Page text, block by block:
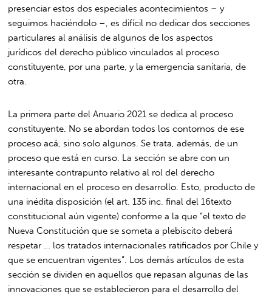
presenciar estos dos especiales acontecimientos – y
seguimos haciéndolo –, es difícil no dedicar dos secciones
particulares al análisis de algunos de los aspectos
jurídicos del derecho público vinculados al proceso
constituyente, por una parte, y la emergencia sanitaria, de
otra.
La primera parte del Anuario 2021 se dedica al proceso
constituyente. No se abordan todos los contornos de ese
proceso acá, sino solo algunos. Se trata, además, de un
proceso que está en curso. La sección se abre con un
interesante contrapunto relativo al rol del derecho
internacional en el proceso en desarrollo. Esto, producto de
una inédita disposición (el art. 135 inc. final del16texto
constitucional aún vigente) conforme a la que “el texto de
Nueva Constitución que se someta a plebiscito deberá
respetar … los tratados internacionales ratificados por Chile y
que se encuentran vigentes”. Los demás artículos de esta
sección se dividen en aquellos que repasan algunas de las
innovaciones que se establecieron para el desarrollo del